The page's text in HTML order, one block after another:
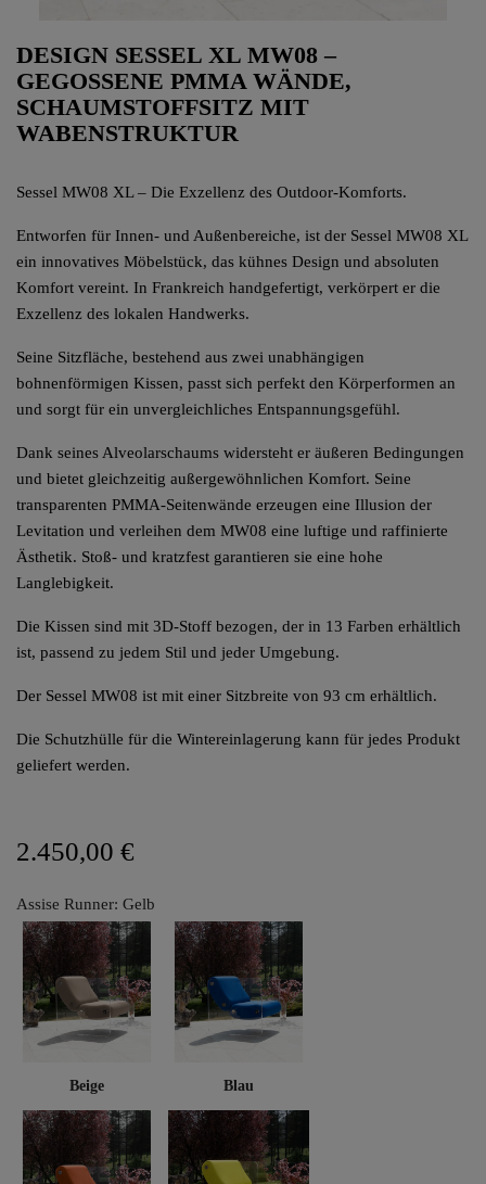
DESIGN SESSEL XL MW08 –
GEGOSSENE PMMA WÄNDE,
SCHAUMSTOFFSITZ MIT
WABENSTRUKTUR
Sessel MW08 XL – Die Exzellenz des Outdoor-Komforts.
Entworfen für Innen- und Außenbereiche, ist der Sessel MW08 XL
ein innovatives Möbelstück, das kühnes Design und absoluten
Komfort vereint. In Frankreich handgefertigt, verkörpert er die
Exzellenz des lokalen Handwerks.
Seine Sitzfläche, bestehend aus zwei unabhängigen
bohnenförmigen Kissen, passt sich perfekt den Körperformen an
und sorgt für ein unvergleichliches Entspannungsgefühl.
Dank seines Alveolarschaums widersteht er äußeren Bedingungen
und bietet gleichzeitig außergewöhnlichen Komfort. Seine
transparenten PMMA-Seitenwände erzeugen eine Illusion der
Levitation und verleihen dem MW08 eine luftige und raffinierte
Ästhetik. Stoß- und kratzfest garantieren sie eine hohe
Langlebigkeit.
Die Kissen sind mit 3D-Stoff bezogen, der in 13 Farben erhältlich
ist, passend zu jedem Stil und jeder Umgebung.
Der Sessel MW08 ist mit einer Sitzbreite von 93 cm erhältlich.
Die Schutzhülle für die Wintereinlagerung kann für jedes Produkt
geliefert werden.
2.450,00 €
Assise Runner: Gelb
Beige Blau